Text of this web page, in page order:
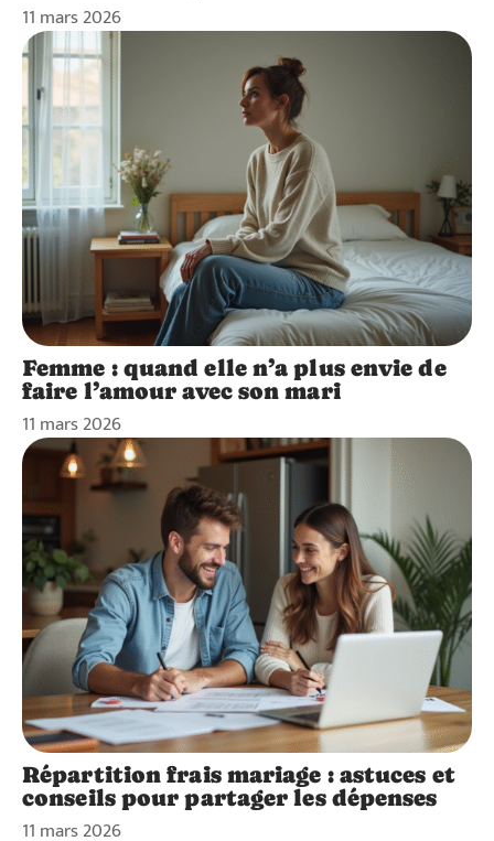
11 mars 2026
Femme : quand elle n’a plus envie de
faire l’amour avec son mari
11 mars 2026
Répartition frais mariage : astuces et
conseils pour partager les dépenses
11 mars 2026